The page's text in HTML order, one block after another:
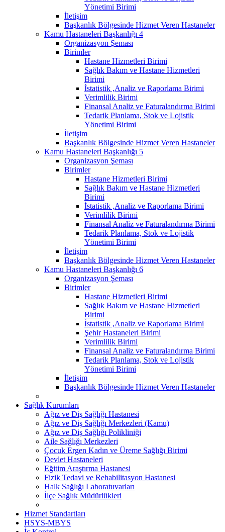
Yönetimi Birimi
İletişim
Başkanlık Bölgesinde Hizmet Veren Hastaneler
Kamu Hastaneleri Başkanlığı 4
Organizasyon Şeması
Birimler
Hastane Hizmetleri Birimi
Sağlık Bakım ve Hastane Hizmetleri
Birimi
İstatistik ,Analiz ve Raporlama Birimi
Verimlilik Birimi
Finansal Analiz ve Faturalandırma Birimi
Tedarik Planlama, Stok ve Lojistik
Yönetimi Birimi
İletişim
Başkanlık Bölgesinde Hizmet Veren Hastaneler
Kamu Hastaneleri Başkanlığı 5
Organizasyon Şeması
Birimler
Hastane Hizmetleri Birimi
Sağlık Bakım ve Hastane Hizmetleri
Birimi
İstatistik ,Analiz ve Raporlama Birimi
Verimlilik Birimi
Finansal Analiz ve Faturalandırma Birimi
Tedarik Planlama, Stok ve Lojistik
Yönetimi Birimi
İletişim
Başkanlık Bölgesinde Hizmet Veren Hastaneler
Kamu Hastaneleri Başkanlığı 6
Organizasyon Şeması
Birimler
Hastane Hizmetleri Birimi
Sağlık Bakım ve Hastane Hizmetleri
Birimi
İstatistik ,Analiz ve Raporlama Birimi
Şehir Hastaneleri Birimi
Verimlilik Birimi
Finansal Analiz ve Faturalandırma Birimi
Tedarik Planlama, Stok ve Lojistik
Yönetimi Birimi
İletişim
Başkanlık Bölgesinde Hizmet Veren Hastaneler
Sağlık Kurumları
Ağız ve Diş Sağlığı Hastanesi
Ağız ve Diş Sağlığı Merkezleri (Kamu)
Ağız ve Diş Sağlığı Polikliniği
Aile Sağlığı Merkezleri
Çocuk Ergen Kadın ve Üreme Sağlığı Birimi
Devlet Hastaneleri
Eğitim Araştırma Hastanesi
Fizik Tedavi ve Rehabilitasyon Hastanesi
Halk Sağlığı Laboratuvarları
İlçe Sağlık Müdürlükleri
Hizmet Standartları
HSYS-MBYS